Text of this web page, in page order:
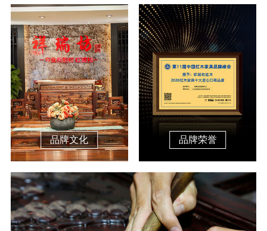
品牌文化 品牌荣誉